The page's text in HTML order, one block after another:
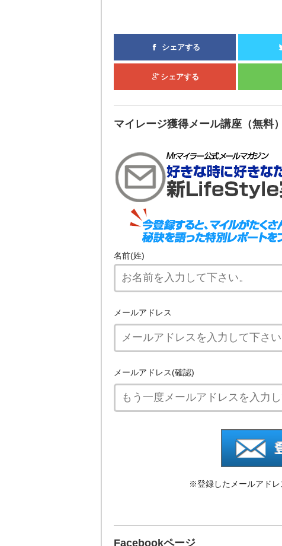
シェアする
シェアする
マイレージ獲得メール講座（無料）
名前(姓)
メールアドレス
メールアドレス(確認)
※登録したメールアドレ
Facebookページ